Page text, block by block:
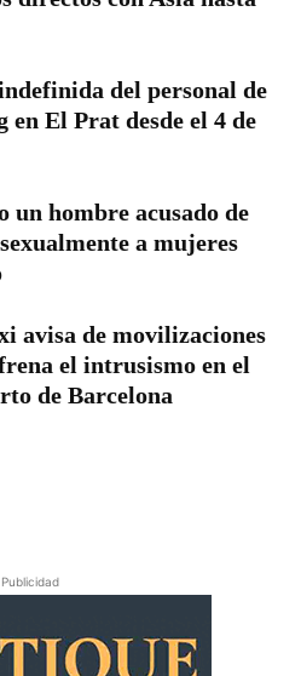
del personal de
en El Prat desde el 4 de
un hombre acusado de
a mujeres
avisa de movilizaciones
el intrusismo en el
de Barcelona
Publicidad